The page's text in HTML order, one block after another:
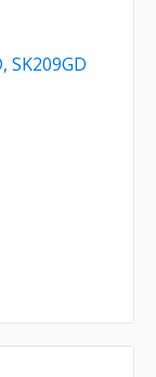
SK209GD